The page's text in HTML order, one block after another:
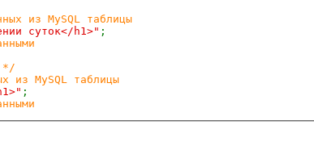
из MySQL таблицы
суток</h1>" ;
*/
из MySQL таблицы
;